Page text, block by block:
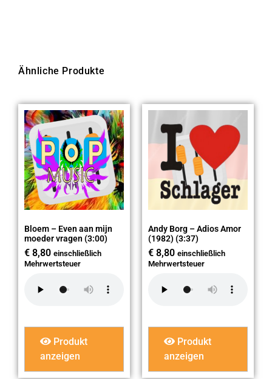
Ähnliche Produkte
Bloem – Even aan mijn
moeder vragen (3:00)
€ 8,80 einschließlich
Mehrwertsteuer
Produkt
anzeigen
Andy Borg – Adios Amor
(1982) (3:37)
€ 8,80 einschließlich
Mehrwertsteuer
Produkt
anzeigen